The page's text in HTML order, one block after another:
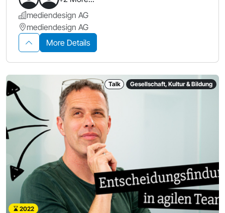
mediendesign AG
mediendesign AG
More Details
Talk Gesellschaft, Kultur & Bildung
2022